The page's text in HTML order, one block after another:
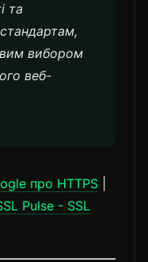
та
вибором
веб-
про HTTPS
Pulse - SSL